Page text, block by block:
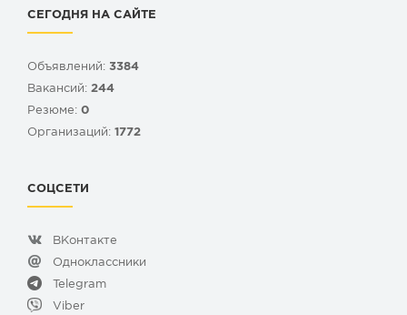
СЕГОДНЯ НА САЙТЕ
Объявлений: 3384
Вакансий: 244
Резюме: 0
Организаций: 1772
СОЦСЕТИ
ВКонтакте
Одноклассники
Telegram
Viber